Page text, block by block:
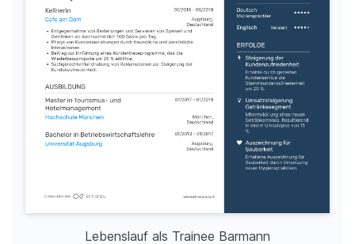
Lebenslauf als Trainee Barmann